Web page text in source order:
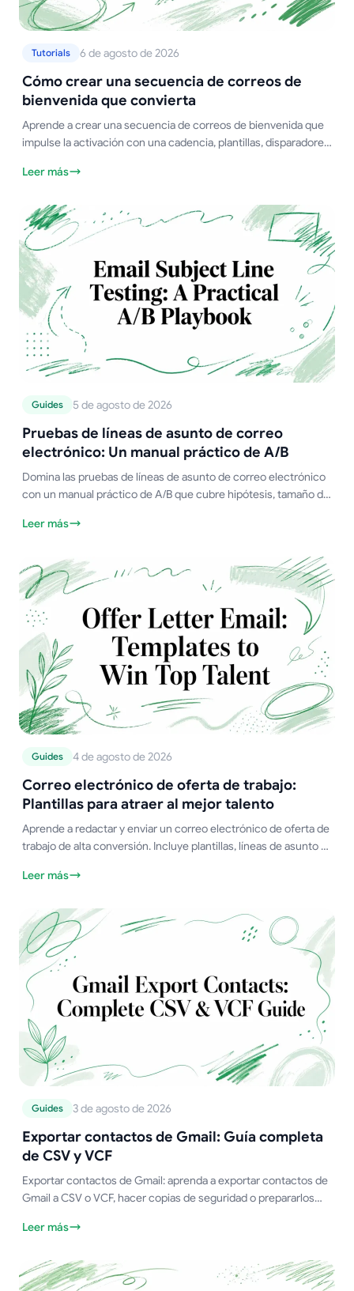
Tutorials 6 de agosto de 2026
Cómo crear una secuencia de correos de
bienvenida que convierta
Aprende a crear una secuencia de correos de bienvenida que
impulse la activación con una cadencia, plantillas, disparadores
Leer más
Guides 5 de agosto de 2026
Pruebas de líneas de asunto de correo
electrónico: Un manual práctico de A/B
Domina las pruebas de líneas de asunto de correo electrónico
con un manual práctico de A/B que cubre hipótesis, tamaño de
mismo.
Leer más
Guides 4 de agosto de 2026
Correo electrónico de oferta de trabajo:
Plantillas para atraer al mejor talento
Aprende a redactar y enviar un correo electrónico de oferta de
trabajo de alta conversión. Incluye plantillas, líneas de asunto y
Leer más
Guides 3 de agosto de 2026
Exportar contactos de Gmail: Guía completa
de CSV y VCF
Exportar contactos de Gmail: aprenda a exportar contactos de
Gmail a CSV o VCF, hacer copias de seguridad o prepararlos
para 2026
Leer más